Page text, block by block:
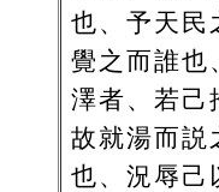
也、予天民
覺之而誰也
澤者、若己
故就湯而説
也、況辱己